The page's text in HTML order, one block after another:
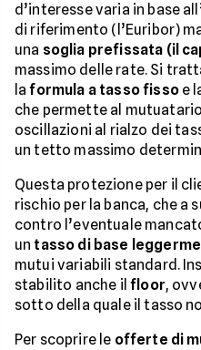
d’interesse varia in base
di riferimento (l’Euribor)
una soglia prefissata (il
massimo delle rate. Si
laformula a tasso fissoe
che permette al
oscillazioni al rialzo dei
un tetto massimo
Questa protezione per il
rischio per la banca, che a
contro l’eventuale
un tasso di base
mutui variabili standard.
stabilito anche ilfloor,
sotto della quale il tasso
Per scoprire le offerte di